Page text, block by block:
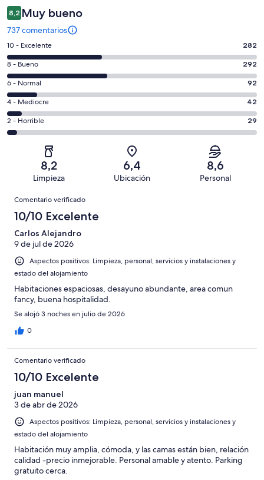
8,2 Muy bueno
737 comentarios
282
comentarios
de
un
total
de
737
con
puntuación
10 - Excelente 282
292
comentarios
de
un
total
de
puntuación
8 - Bueno 292
92
comentarios
de
un
total
puntuación
Normal
6 - Normal 92
42
comentarios
de
una
puntuación
Mediocre
4 - Mediocre 42
29
comentarios
737
una
puntuación
de
2 - Horrible 29
8,2
Limpieza
6,4
Ubicación
8,6
Personal
Comentarios
Comentario verificado
10/10 Excelente
Carlos Alejandro
9 de jul de 2026
Aspectos positivos: Limpieza, personal, servicios y instalaciones y
estado del alojamiento
Habitaciones espaciosas, desayuno abundante, area comun
fancy, buena hospitalidad.
Se alojó 3 noches en julio de 2026
0
Comentario verificado
10/10 Excelente
juan manuel
3 de abr de 2026
Aspectos positivos: Limpieza, personal, servicios y instalaciones y
estado del alojamiento
Habitación muy amplia, cómoda, y las camas están bien, relación
calidad -precio inmejorable. Personal amable y atento. Parking
gratuito cerca.